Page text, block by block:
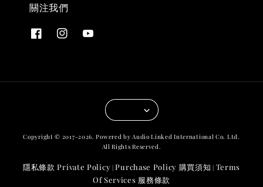
關注我們
Copyright © 2017-2026. Powered by Audio Linked International Co. Ltd.
All Rights Reserved.
隱私條款 Private Policy |Purchase Policy 購買須知 | Terms
Of Services 服務條款